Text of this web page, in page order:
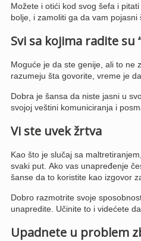
Možete i otići kod svog šefa i pitati
bolje, i zamoliti ga da vam
Svi sa kojima radite su
Moguće je da ste genije, ali to ne
razumeju šta govorite, vreme je
Dobra je šansa da niste jasni u
svojoj veštini komuniciranja i
Vi ste uvek žrtva
Kao što je slučaj sa
svaki put. Ako vas unapređenje
šanse da to koristite kao izgovor
Dobro razmotrite svoje
unapredite. Učinite to i videćete
Upadnete u problem